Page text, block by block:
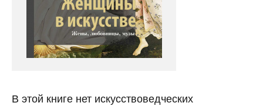
В этой книге нет искусствоведческих